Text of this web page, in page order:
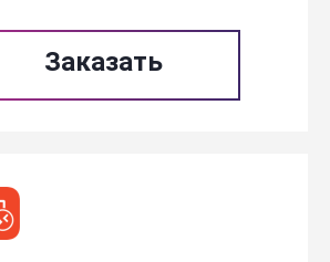
Заказать